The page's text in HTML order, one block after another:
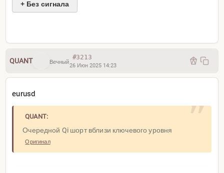
+ Без сигнала
QUANT Вечный
#3213
26 Июн 2025 14:23
eurusd
QUANT:
Очередной Qi шорт вблизи ключевого уровня
Оригинал